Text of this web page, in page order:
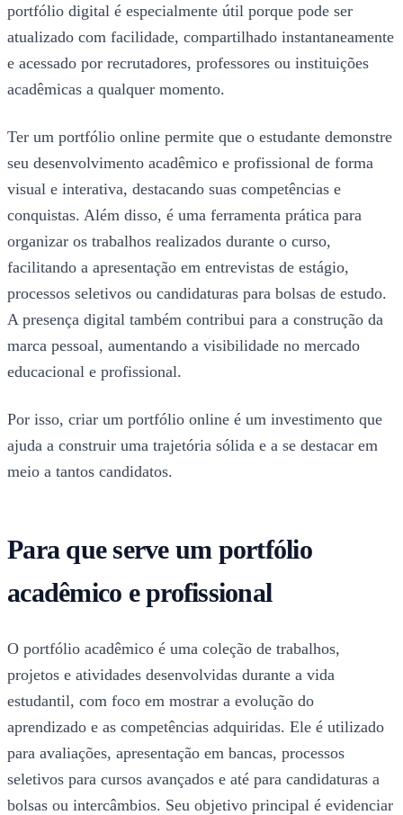
portfólio digital é especialmente útil porque pode ser
atualizado com facilidade, compartilhado instantaneamente
e acessado por recrutadores, professores ou instituições
acadêmicas a qualquer momento.
Ter um portfólio online permite que o estudante demonstre
seu desenvolvimento acadêmico e profissional de forma
visual e interativa, destacando suas competências e
conquistas. Além disso, é uma ferramenta prática para
organizar os trabalhos realizados durante o curso,
facilitando a apresentação em entrevistas de estágio,
processos seletivos ou candidaturas para bolsas de estudo.
A presença digital também contribui para a construção da
marca pessoal, aumentando a visibilidade no mercado
educacional e profissional.
Por isso, criar um portfólio online é um investimento que
ajuda a construir uma trajetória sólida e a se destacar em
meio a tantos candidatos.
Para que serve um portfólio
acadêmico e profissional
O portfólio acadêmico é uma coleção de trabalhos,
projetos e atividades desenvolvidas durante a vida
estudantil, com foco em mostrar a evolução do
aprendizado e as competências adquiridas. Ele é utilizado
para avaliações, apresentação em bancas, processos
seletivos para cursos avançados e até para candidaturas a
bolsas ou intercâmbios. Seu objetivo principal é evidenciar